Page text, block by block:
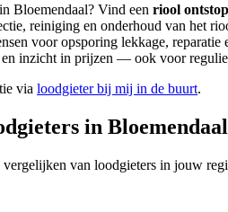
Bloemendaal? Vind een riool
reiniging en onderhoud van het
voor opsporing lekkage, reparatie
inzicht in prijzen — ook voor
via loodgieter bij mij in de buurt.
in Bloemendaal
van loodgieters in jouw